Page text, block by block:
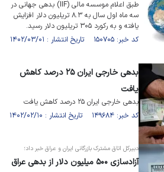
طبق اعلام موسسه مالی (IIF) بدهی جهانی در
سه ماه اول سال به ۸.۳ تریلیون دلار افزایش
یافته و به رکورد ۳۰۵ تریلیون دلار رسید.
کد خبر: ۱۵۰۷۰۵ تاریخ انتشار : ۱۴۰۲/۰۳/۰۱
بدهی خارجی ایران ۲۵ درصد کاهش
یافت
بدهی خارجی ایران ۲۵ درصد کاهش یافت
کد خبر: ۱۴۹۶۸۴ تاریخ انتشار : ۱۴۰۲/۰۲/۱۰
دبیرکل اتاق مشترک بازرگانی ایران و عراق خبر داد؛
آزادسازی ۵۰۰ میلیون دلار از بدهی عراق